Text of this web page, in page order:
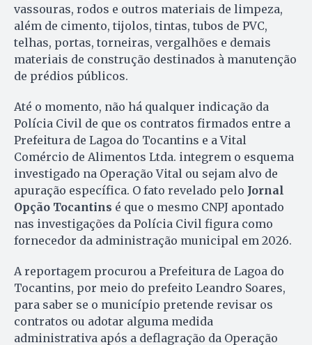
vassouras, rodos e outros materiais de limpeza,
além de cimento, tijolos, tintas, tubos de PVC,
telhas, portas, torneiras, vergalhões e demais
materiais de construção destinados à manutenção
de prédios públicos.
Até o momento, não há qualquer indicação da
Polícia Civil de que os contratos firmados entre a
Prefeitura de Lagoa do Tocantins e a Vital
Comércio de Alimentos Ltda. integrem o esquema
investigado na Operação Vital ou sejam alvo de
apuração específica. O fato revelado pelo Jornal
Opção Tocantins é que o mesmo CNPJ apontado
nas investigações da Polícia Civil figura como
fornecedor da administração municipal em 2026.
A reportagem procurou a Prefeitura de Lagoa do
Tocantins, por meio do prefeito Leandro Soares,
para saber se o município pretende revisar os
contratos ou adotar alguma medida
administrativa após a deflagração da Operação